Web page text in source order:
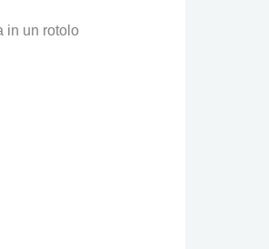
in un rotolo